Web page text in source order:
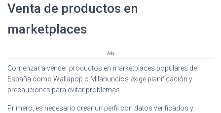
Venta de productos en
marketplaces
Ads
Comenzar a vender productos en marketplaces populares de
España como Wallapop o Milanuncios exige planificación y
precauciones para evitar problemas.
Primero, es necesario crear un perfil con datos verificados y